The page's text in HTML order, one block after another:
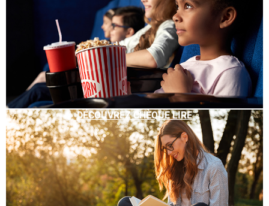
DÉCOUVREZ CHÈQUE LIRE